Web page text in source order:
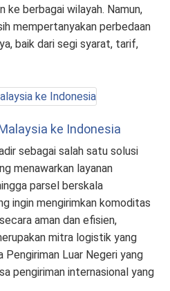
ke berbagai wilayah. Namun,
mempertanyakan perbedaan
baik dari segi syarat, tarif,
ke Indonesia
sebagai salah satu solusi
menawarkan layanan
parsel berskala
ingin mengirimkan komoditas
aman dan efisien,
mitra logistik yang
Luar Negeri yang
pengiriman internasional yang